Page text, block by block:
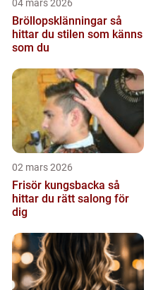
04 mars 2026
Bröllopsklänningar så
hittar du stilen som känns
som du
02 mars 2026
Frisör kungsbacka så
hittar du rätt salong för
dig